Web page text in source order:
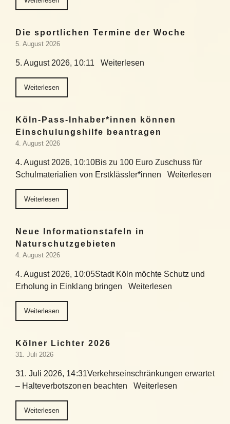
Die sportlichen Termine der Woche
5. August 2026
5. August 2026, 10:11 Weiterlesen
Weiterlesen
Köln-Pass-Inhaber*innen können
Einschulungshilfe beantragen
4. August 2026
4. August 2026, 10:10Bis zu 100 Euro Zuschuss für
Schulmaterialien von Erstklässler*innen Weiterlesen
Weiterlesen
Neue Informationstafeln in
Naturschutzgebieten
4. August 2026
4. August 2026, 10:05Stadt Köln möchte Schutz und
Erholung in Einklang bringen Weiterlesen
Weiterlesen
Kölner Lichter 2026
31. Juli 2026
31. Juli 2026, 14:31Verkehrseinschränkungen erwartet
– Halteverbotszonen beachten Weiterlesen
Weiterlesen